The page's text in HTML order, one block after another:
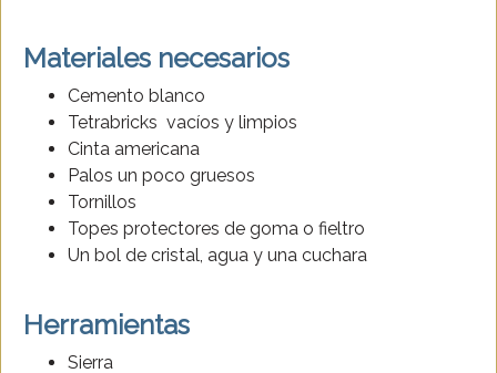
Materiales necesarios
Cemento blanco
Tetrabricks vacíos y limpios
Cinta americana
Palos un poco gruesos
Tornillos
Topes protectores de goma o fieltro
Un bol de cristal, agua y una cuchara
Herramientas
Sierra